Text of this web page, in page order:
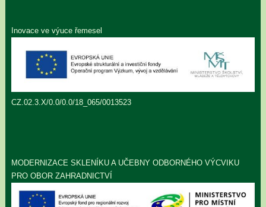
Inovace ve výuce řemesel
CZ.02.3.X/0.0/0.0/18_065/0013523
MODERNIZACE SKLENÍKU A UČEBNY ODBORNÉHO VÝCVIKU
PRO OBOR ZAHRADNICTVÍ